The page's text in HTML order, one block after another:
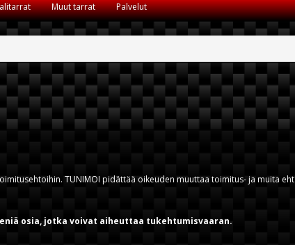
Muut tarrat Palvelut
TUNIMOI pidättää oikeuden muuttaa toimitus- ja muita
osia, jotka voivat aiheuttaa tukehtumisvaaran.